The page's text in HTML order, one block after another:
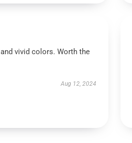
vivid colors. Worth the
Aug 12, 2024